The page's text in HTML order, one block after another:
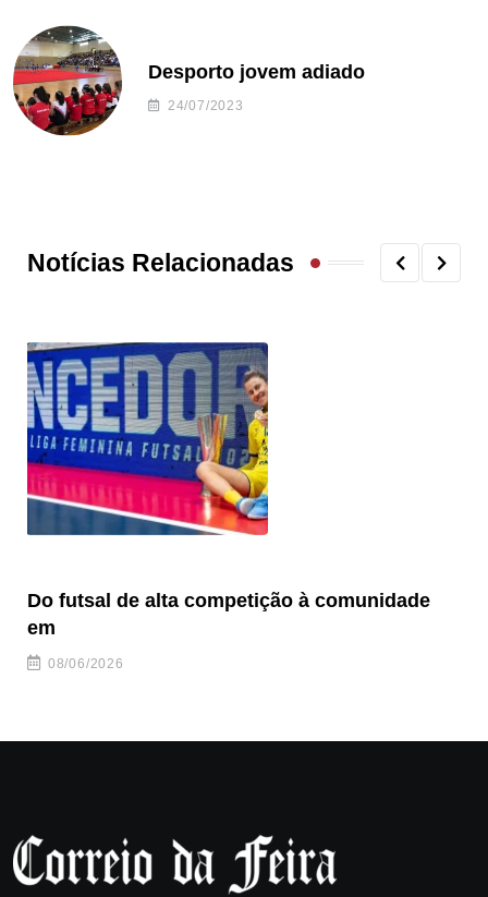
Desporto jovem adiado
24/07/2023
Notícias Relacionadas
Do futsal de alta competição à comunidade
em
08/06/2026